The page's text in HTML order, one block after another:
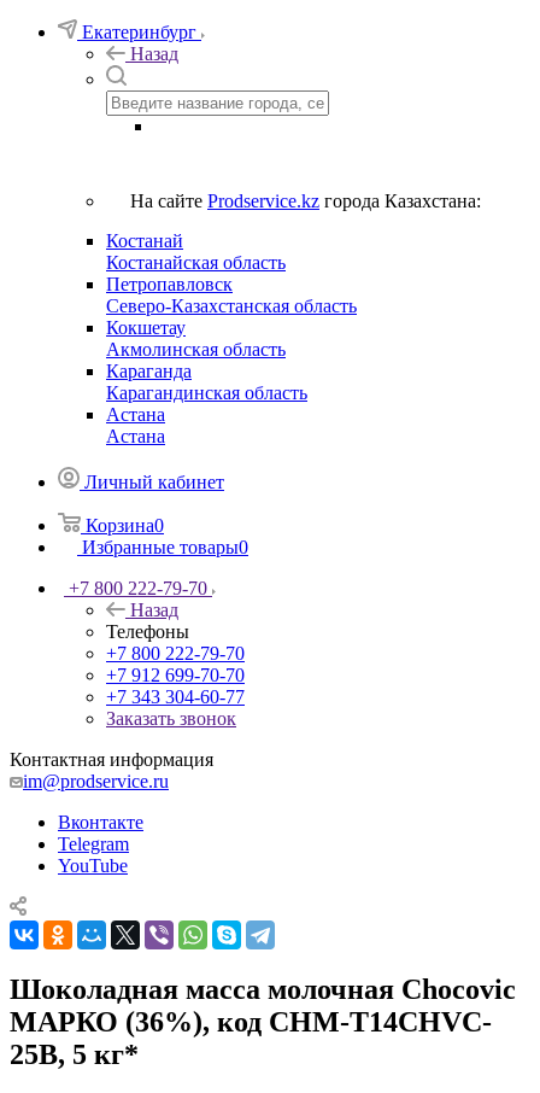
Екатеринбург
Назад
На сайте Prodservice.kz города Казахстана:
Костанай
Костанайская область
Петропавловск
Северо-Казахстанская область
Кокшетау
Акмолинская область
Караганда
Карагандинская область
Астана
Астана
Личный кабинет
Корзина0
Избранные товары0
+7 800 222-79-70
Назад
Телефоны
+7 800 222-79-70
+7 912 699-70-70
+7 343 304-60-77
Заказать звонок
Контактная информация
im@prodservice.ru
Вконтакте
Telegram
YouTube
Шоколадная масса молочная Chocovic
МАРКО (36%), код CHM-T14CHVC-
25B, 5 кг*